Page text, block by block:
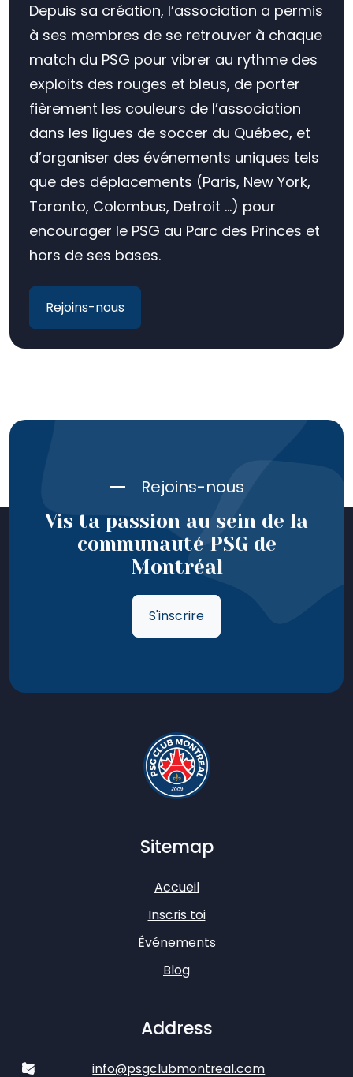
Depuis sa création, l’association a permis
à ses membres de se retrouver à chaque
match du PSG pour vibrer au rythme des
exploits des rouges et bleus, de porter
fièrement les couleurs de l’association
dans les ligues de soccer du Québec, et
d’organiser des événements uniques tels
que des déplacements (Paris, New York,
Toronto, Colombus, Detroit …) pour
encourager le PSG au Parc des Princes et
hors de ses bases.
Rejoins-nous
Rejoins-nous
Vis ta passion au sein de la
communauté PSG de
Montréal
S'inscrire
Sitemap
Accueil
Inscris toi
Événements
Blog
Address
info@psgclubmontreal.com